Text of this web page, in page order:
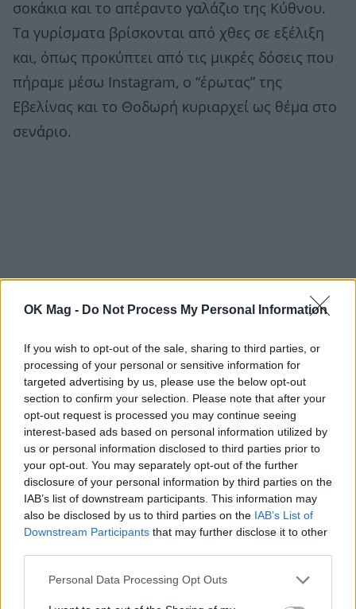
OK Mag - Do Not Process My Personal Information
If you wish to opt-out of the sale, sharing to third parties, or
processing of your personal or sensitive information for
targeted advertising by us, please use the below opt-out
section to confirm your selection. Please note that after your
opt-out request is processed you may continue seeing
interest-based ads based on personal information utilized by
us or personal information disclosed to third parties prior to
your opt-out. You may separately opt-out of the further
disclosure of your personal information by third parties on the
IAB’s list of downstream participants. This information may
also be disclosed by us to third parties on the IAB’s List of
Downstream Participants that may further disclose it to other
Personal Data Processing Opt Outs
σοκάκια και το απέραντο γαλάζιο της Κύθνου.
Τα γυρίσματα βρίσκονται από χθες σε εξέλιξη
και, όπως προκύπτει από τις μικρές δόσεις που
πήραμε μέσω Instagram, ο “έρωτας” της
Εβελίνας και το Θοδωρή κυριαρχεί ως θέμα στο
σενάριο.